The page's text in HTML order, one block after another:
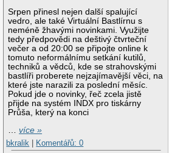
Srpen přinesl nejen další spalující
vedro, ale také Virtuální Bastlírnu s
neméně žhavými novinkami. Využijte
tedy předpovědi na deštivý čtvrteční
večer a od 20:00 se připojte online k
tomuto neformálnímu setkání kutilů,
techniků a vědců, kde se strahovskými
bastlíři proberete nejzajímavější věci, na
které jste narazili za poslední měsíc.
Pokud jde o novinky, řeč zcela jistě
přijde na systém INDX pro tiskárny
Průša, který na konci
…více »
bkralik
Komentářů: 0